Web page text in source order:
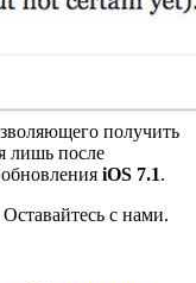
получить
лишь после
iOS 7.1.
с нами.